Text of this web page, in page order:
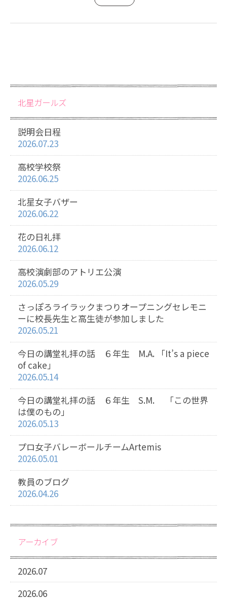
北星ガールズ
説明会日程
2026.07.23
高校学校祭
2026.06.25
北星女子バザー
2026.06.22
花の日礼拝
2026.06.12
高校演劇部のアトリエ公演
2026.05.29
さっぽろライラックまつりオープニングセレモニ
ーに校長先生と高生徒が参加しました
2026.05.21
今日の講堂礼拝の話 ６年生 M.A. 「It’s a piece
of cake」
2026.05.14
今日の講堂礼拝の話 ６年生 S.M. 「この世界
は僕のもの」
2026.05.13
プロ女子バレーボールチームArtemis
2026.05.01
教員のブログ
2026.04.26
アーカイブ
2026.07
2026.06